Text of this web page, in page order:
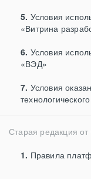
5. Условия
«Витрина
6. Условия
«ВЭД»
7. Условия
Старая редакция
1. Правила